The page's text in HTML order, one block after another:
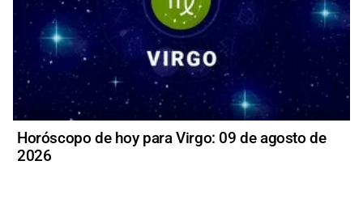
Horóscopo de hoy para Virgo: 09 de agosto de
2026